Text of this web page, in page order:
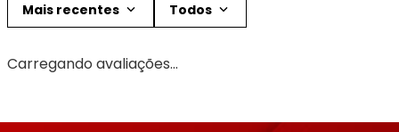
Título
Mais recentes Todos
Carregando avaliações…